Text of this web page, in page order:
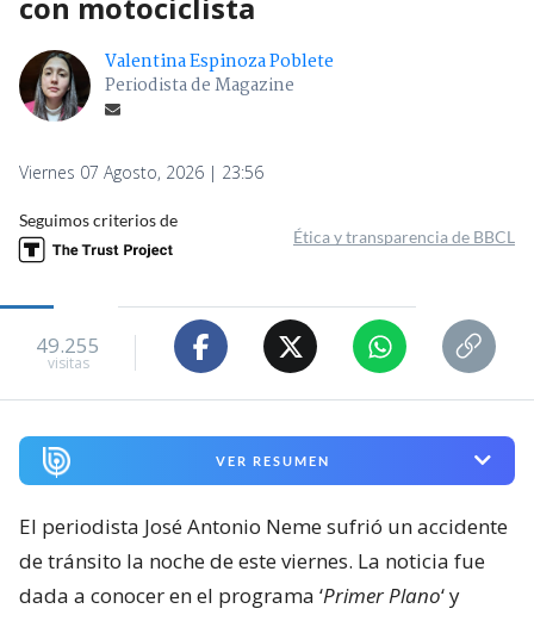
Valentina Espinoza Poblete
Periodista de Magazine
Viernes 07 Agosto, 2026 | 23:56
Seguimos criterios de
Ética y transparencia de BBCL
49.255
visitas
VER RESUMEN
El periodista José Antonio Neme sufrió un accidente
de tránsito la noche de este viernes. La noticia fue
dada a conocer en el programa ‘Primer Plano‘ y